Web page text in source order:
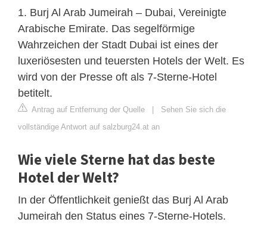
1. Burj Al Arab Jumeirah – Dubai, Vereinigte
Arabische Emirate. Das segelförmige
Wahrzeichen der Stadt Dubai ist eines der
luxeriösesten und teuersten Hotels der Welt. Es
wird von der Presse oft als 7-Sterne-Hotel
betitelt.
Antrag auf Entfernung der Quelle | Sehen Sie sich die
vollständige Antwort auf salzburg24.at an
Wie viele Sterne hat das beste
Hotel der Welt?
In der Öffentlichkeit genießt das Burj Al Arab
Jumeirah den Status eines 7-Sterne-Hotels.